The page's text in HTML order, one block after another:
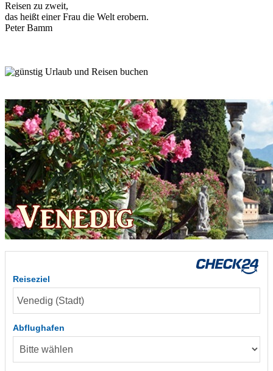
Reisen zu zweit,
das heißt einer Frau die Welt erobern.
Peter Bamm
Reiseziel
Abflughafen